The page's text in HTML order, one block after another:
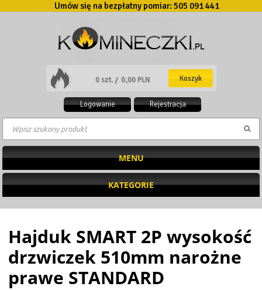
Umów się na bezpłatny pomiar: 505 091 441
0 szt. / 0,00 PLN Koszyk
Rejestracja
Logowanie
MENU
KATEGORIE
Hajduk SMART 2P wysokość
drzwiczek 510mm narożne
prawe STANDARD